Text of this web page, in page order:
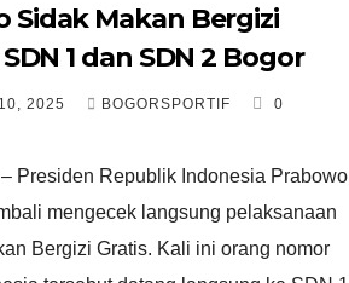
Sidak Makan Bergizi
1 dan SDN 2 Bogor
2025 BOGORSPORTIF 0
Presiden Republik Indonesia Prabowo
mengecek langsung pelaksanaan
Bergizi Gratis. Kali ini orang nomor